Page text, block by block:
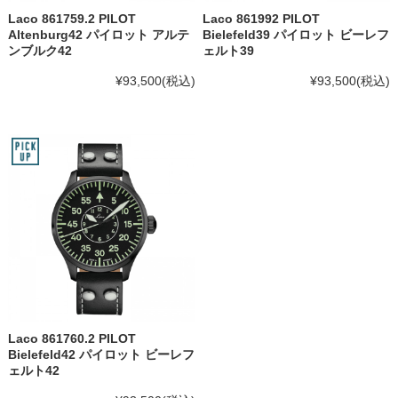
Laco 861759.2 PILOT
Altenburg42 パイロット アルテ
ンブルク42
¥93,500(税込)
Laco 861992 PILOT
Bielefeld39 パイロット ビーレフ
ェルト39
¥93,500(税込)
Laco 861760.2 PILOT
Bielefeld42 パイロット ビーレフ
ェルト42